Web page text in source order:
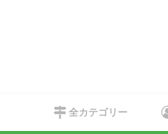
全カテゴリー